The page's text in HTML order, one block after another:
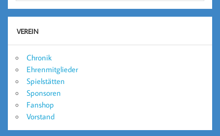
VEREIN
Chronik
Ehrenmitglieder
Spielstätten
Sponsoren
Fanshop
Vorstand